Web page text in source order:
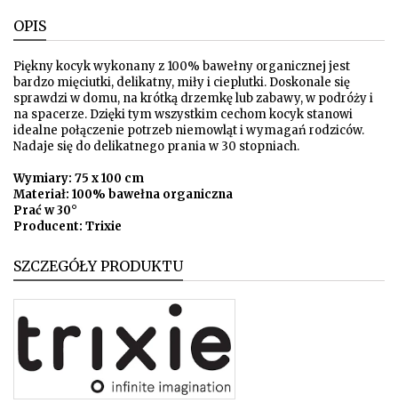
OPIS
Piękny kocyk wykonany z 100% bawełny organicznej jest
bardzo mięciutki, delikatny, miły i cieplutki. Doskonale się
sprawdzi w domu, na krótką drzemkę lub zabawy, w podróży i
na spacerze. Dzięki tym wszystkim cechom kocyk stanowi
idealne połączenie potrzeb niemowląt i wymagań rodziców.
Nadaje się do delikatnego prania w 30 stopniach.
Wymiary: 75 x 100 cm
Materiał: 100% bawełna organiczna
Prać w 30°
Producent: Trixie
SZCZEGÓŁY PRODUKTU